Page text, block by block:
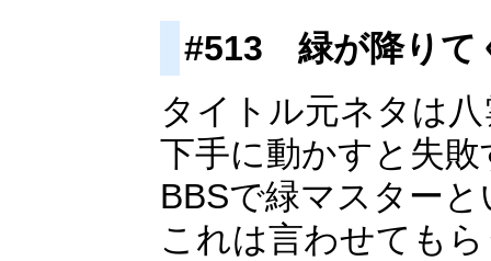
#513 緑が降りて
タイトル元ネタは
下手に動かすと失
BBSで緑マスター
これは言わせても